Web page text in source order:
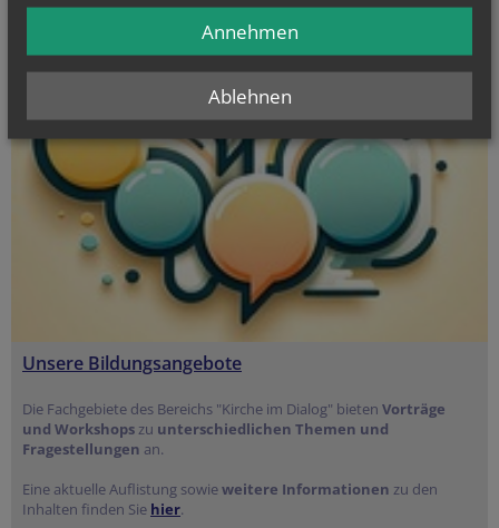
Unsere Bildungsangebote
Die Fachgebiete des Bereichs "Kirche im Dialog" bieten Vorträge
und Workshopszu unterschiedlichen Themen und
Fragestellungen an.
Eine aktuelle Auflistung sowieweitere Informationen zu den
Inhalten finden Sie hier.
Ablehnen
Annehmen